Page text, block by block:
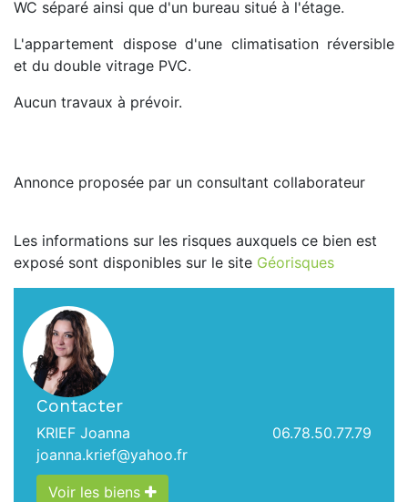
WC séparé ainsi que d'un bureau situé à l'étage.
L'appartement dispose d'une climatisation réversible
et du double vitrage PVC.
Aucun travaux à prévoir.
Annonce proposée par un consultant collaborateur
Les informations sur les risques auxquels ce bien est
exposé sont disponibles sur le site Géorisques
Contacter
KRIEF Joanna
06.78.50.77.79
joanna.krief@yahoo.fr
Voir les biens